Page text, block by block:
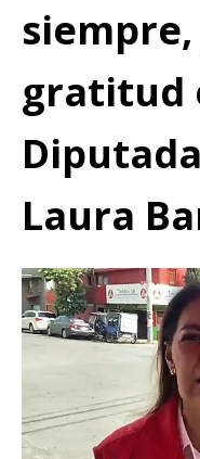
gratitud
Laura